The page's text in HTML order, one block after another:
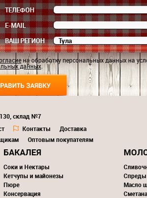
ТЕЛЕФОН
E-MAIL
ВАШ РЕГИОН
на обработку персональных данных на
данных.
склад №7
Контакты
Доставка
Оптовым покупателям
БАКАЛЕЯ
Соки и Нектары
Кетчупы и майонезы
Пюре
Консервация
Спреды
Масло
Сметана